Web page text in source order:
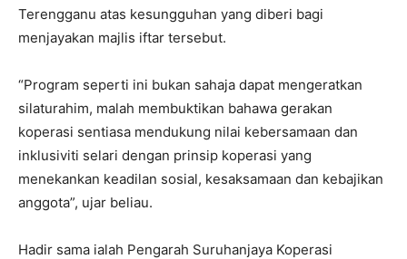
Terengganu atas kesungguhan yang diberi bagi
menjayakan majlis iftar tersebut.
“Program seperti ini bukan sahaja dapat mengeratkan
silaturahim, malah membuktikan bahawa gerakan
koperasi sentiasa mendukung nilai kebersamaan dan
inklusiviti selari dengan prinsip koperasi yang
menekankan keadilan sosial, kesaksamaan dan kebajikan
anggota”, ujar beliau.
Hadir sama ialah Pengarah Suruhanjaya Koperasi